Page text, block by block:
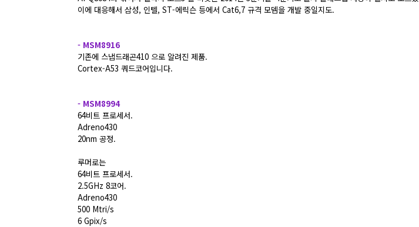
이에 대응해서 삼성, 인텔, ST-에릭슨 등에서 Cat6,7 규격 모뎀을 개발 중일지도.
- MSM8916
기존에 스냅드래곤410 으로 알려진 제품.
Cortex-A53 쿼드코어입니다.
- MSM8994
64비트 프로세서.
Adreno430
20nm 공정.
루머로는
64비트 프로세서.
2.5GHz 8코어.
Adreno430
500 Mtri/s
6 Gpix/s